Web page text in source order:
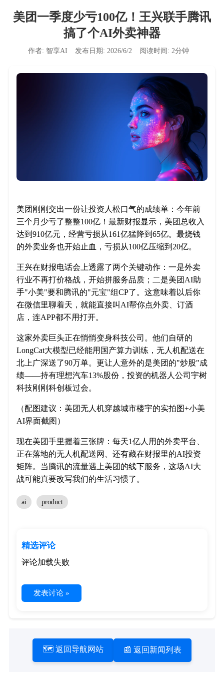
美团一季度少亏100亿！王兴联手腾讯
搞了个AI外卖神器
作者: 智享AI 发布日期: 2026/6/2 阅读时间: 2分钟
美团刚刚交出一份让投资人松口气的成绩单：今年前
三个月少亏了整整100亿！最新财报显示，美团总收入
达到910亿元，经营亏损从161亿猛降到65亿。最烧钱
的外卖业务也开始止血，亏损从100亿压缩到20亿。
王兴在财报电话会上透露了两个关键动作：一是外卖
行业不再打价格战，开始拼服务品质；二是美团AI助
手"小美"要和腾讯的"元宝"组CP了。这意味着以后你
在微信里聊着天，就能直接叫AI帮你点外卖、订酒
店，连APP都不用打开。
这家外卖巨头正在悄悄变身科技公司。他们自研的
LongCat大模型已经能用国产算力训练，无人机配送在
北上广深送了90万单。更让人意外的是美团的"炒股"成
绩——持有理想汽车13%股份，投资的机器人公司宇树
科技刚刚科创板过会。
（配图建议：美团无人机穿越城市楼宇的实拍图+小美
AI界面截图）
现在美团手里握着三张牌：每天1亿人用的外卖平台、
正在落地的无人机配送网、还有藏在财报里的AI投资
矩阵。当腾讯的流量遇上美团的线下服务，这场AI大
战可能真要改写我们的生活习惯了。
ai product
精选评论
评论加载失败
发表讨论 »
🗺️ 返回导航网站 📰 返回新闻列表